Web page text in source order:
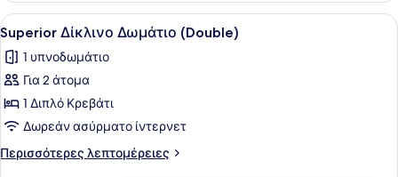
Προβολή
όλων
των
φωτογραφιών
για
Superior
Δίκλινο
Δωμάτιο
Ένα δωμάτιο ξενοδοχείου με ένα
4
Superior Δίκλινο Δωμάτιο (Double)
1 υπνοδωμάτιο
Για 2 άτομα
1 Διπλό Κρεβάτι
Δωρεάν ασύρματο ίντερνετ
Περισσότερες λεπτομέρειες
Περισσότερες